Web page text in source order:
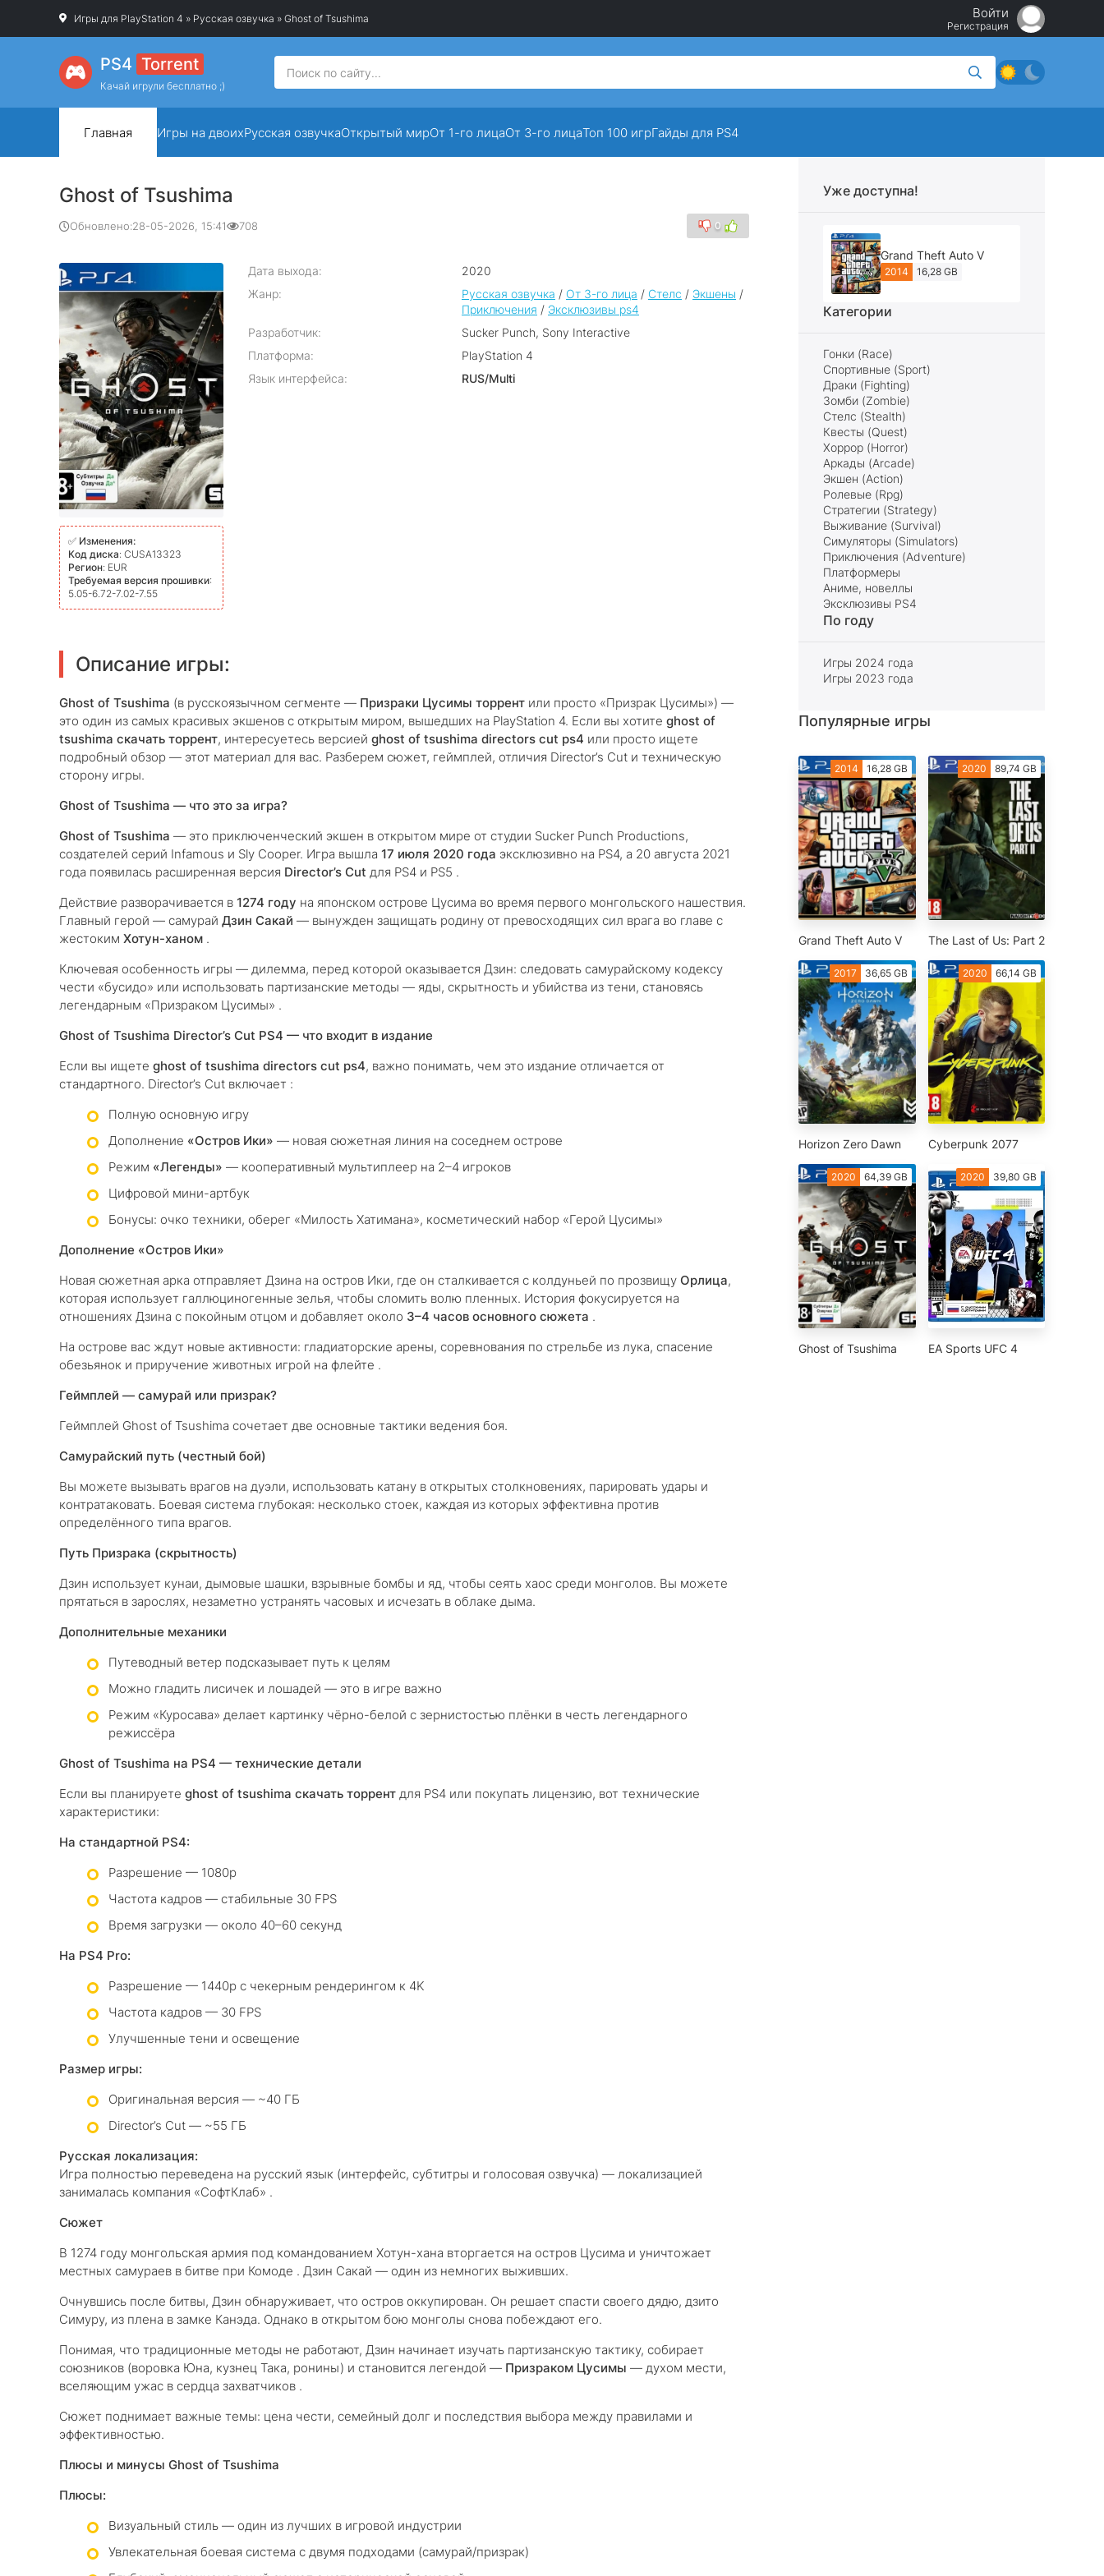
Игры для PlayStation 4 » Русская озвучка » Ghost of Tsushima Войти
Регистрация
PS4 Torrent
Качай игрули бесплатно ;)
Главная Игры на двоихРусская озвучкаОткрытый мирОт 1-го лицаОт 3-го лицаТоп 100 игрГайды для PS4
Ghost of Tsushima
Обновлено:28-05-2026, 15:41 708 0
✅ Изменения:
Код диска: CUSA13323
Регион: EUR
Требуемая версия прошивки:
5.05-6.72-7.02-7.55
Дата выхода:
2020
Жанр:
Русская озвучка / От 3-го лица / Стелс / Экшены /
Приключения / Эксклюзивы ps4
Разработчик:
Sucker Punch, Sony Interactive
Платформа:
PlayStation 4
Язык интерфейса:
RUS/Multi
Описание игры:
Ghost of Tsushima (в русскоязычном сегменте — Призраки Цусимы торрент или просто «Призрак Цусимы») —
это один из самых красивых экшенов с открытым миром, вышедших на PlayStation 4. Если вы хотите ghost of
tsushima скачать торрент, интересуетесь версией ghost of tsushima directors cut ps4 или просто ищете
подробный обзор — этот материал для вас. Разберем сюжет, геймплей, отличия Director’s Cut и техническую
сторону игры.
Ghost of Tsushima — что это за игра?
Ghost of Tsushima — это приключенческий экшен в открытом мире от студии Sucker Punch Productions,
создателей серий Infamous и Sly Cooper. Игра вышла 17 июля 2020 года эксклюзивно на PS4, а 20 августа 2021
года появилась расширенная версия Director’s Cut для PS4 и PS5 .
Действие разворачивается в 1274 году на японском острове Цусима во время первого монгольского нашествия.
Главный герой — самурай Дзин Сакай — вынужден защищать родину от превосходящих сил врага во главе с
жестоким Хотун-ханом .
Ключевая особенность игры — дилемма, перед которой оказывается Дзин: следовать самурайскому кодексу
чести «бусидо» или использовать партизанские методы — яды, скрытность и убийства из тени, становясь
легендарным «Призраком Цусимы» .
Ghost of Tsushima Director’s Cut PS4 — что входит в издание
Если вы ищете ghost of tsushima directors cut ps4, важно понимать, чем это издание отличается от
стандартного. Director’s Cut включает :
Полную основную игру
Дополнение «Остров Ики» — новая сюжетная линия на соседнем острове
Режим «Легенды» — кооперативный мультиплеер на 2–4 игроков
Цифровой мини-артбук
Бонусы: очко техники, оберег «Милость Хатимана», косметический набор «Герой Цусимы»
Дополнение «Остров Ики»
Новая сюжетная арка отправляет Дзина на остров Ики, где он сталкивается с колдуньей по прозвищу Орлица,
которая использует галлюциногенные зелья, чтобы сломить волю пленных. История фокусируется на
отношениях Дзина с покойным отцом и добавляет около 3–4 часов основного сюжета .
На острове вас ждут новые активности: гладиаторские арены, соревнования по стрельбе из лука, спасение
обезьянок и приручение животных игрой на флейте .
Геймплей — самурай или призрак?
Геймплей Ghost of Tsushima сочетает две основные тактики ведения боя.
Самурайский путь (честный бой)
Вы можете вызывать врагов на дуэли, использовать катану в открытых столкновениях, парировать удары и
контратаковать. Боевая система глубокая: несколько стоек, каждая из которых эффективна против
определённого типа врагов.
Путь Призрака (скрытность)
Дзин использует кунаи, дымовые шашки, взрывные бомбы и яд, чтобы сеять хаос среди монголов. Вы можете
прятаться в зарослях, незаметно устранять часовых и исчезать в облаке дыма.
Дополнительные механики
Путеводный ветер подсказывает путь к целям
Можно гладить лисичек и лошадей — это в игре важно
Режим «Куросава» делает картинку чёрно-белой с зернистостью плёнки в честь легендарного
режиссёра
Ghost of Tsushima на PS4 — технические детали
Если вы планируете ghost of tsushima скачать торрент для PS4 или покупать лицензию, вот технические
характеристики:
На стандартной PS4:
Разрешение — 1080p
Частота кадров — стабильные 30 FPS
Время загрузки — около 40–60 секунд
На PS4 Pro:
Разрешение — 1440p с чекерным рендерингом к 4K
Частота кадров — 30 FPS
Улучшенные тени и освещение
Размер игры:
Оригинальная версия — ~40 ГБ
Director’s Cut — ~55 ГБ
Русская локализация:
Игра полностью переведена на русский язык (интерфейс, субтитры и голосовая озвучка) — локализацией
занималась компания «СофтКлаб» .
Сюжет
В 1274 году монгольская армия под командованием Хотун-хана вторгается на остров Цусима и уничтожает
местных самураев в битве при Комоде . Дзин Сакай — один из немногих выживших.
Очнувшись после битвы, Дзин обнаруживает, что остров оккупирован. Он решает спасти своего дядю, дзито
Симуру, из плена в замке Канэда. Однако в открытом бою монголы снова побеждают его.
Понимая, что традиционные методы не работают, Дзин начинает изучать партизанскую тактику, собирает
союзников (воровка Юна, кузнец Така, ронины) и становится легендой — Призраком Цусимы — духом мести,
вселяющим ужас в сердца захватчиков .
Сюжет поднимает важные темы: цена чести, семейный долг и последствия выбора между правилами и
эффективностью.
Плюсы и минусы Ghost of Tsushima
Плюсы:
Визуальный стиль — один из лучших в игровой индустрии
Увлекательная боевая система с двумя подходами (самурай/призрак)
Уже доступна!
Grand Theft Auto V
2014 16,28 GB
Категории
Гонки (Race)
Спортивные (Sport)
Драки (Fighting)
Зомби (Zombie)
Стелс (Stealth)
Квесты (Quest)
Хоррор (Horror)
Аркады (Arcade)
Экшен (Action)
Ролевые (Rpg)
Стратегии (Strategy)
Выживание (Survival)
Симуляторы (Simulators)
Приключения (Adventure)
Платформеры
Аниме, новеллы
Эксклюзивы PS4
По году
Игры 2024 года
Игры 2023 года
Популярные игры
2014 16,28 GB
Grand Theft Auto V
2020 89,74 GB
The Last of Us: Part 2
2017 36,65 GB
Horizon Zero Dawn
2020 66,14 GB
Cyberpunk 2077
2020 64,39 GB
Ghost of Tsushima
2020 39,80 GB
EA Sports UFC 4